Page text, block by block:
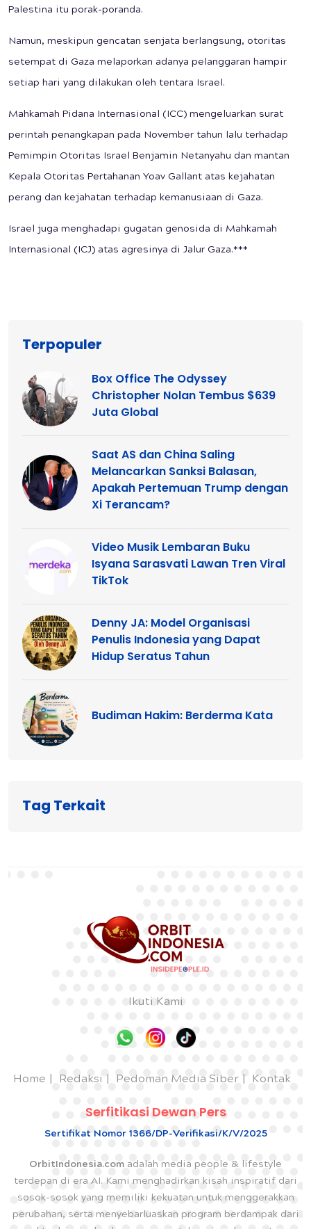
Palestina itu porak-poranda.
Namun, meskipun gencatan senjata berlangsung, otoritas
setempat di Gaza melaporkan adanya pelanggaran hampir
setiap hari yang dilakukan oleh tentara Israel.
Mahkamah Pidana Internasional (ICC) mengeluarkan surat
perintah penangkapan pada November tahun lalu terhadap
Pemimpin Otoritas Israel Benjamin Netanyahu dan mantan
Kepala Otoritas Pertahanan Yoav Gallant atas kejahatan
perang dan kejahatan terhadap kemanusiaan di Gaza.
Israel juga menghadapi gugatan genosida di Mahkamah
Internasional (ICJ) atas agresinya di Jalur Gaza.***
Terpopuler
Box Office The Odyssey
Christopher Nolan Tembus $639
Juta Global
Saat AS dan China Saling
Melancarkan Sanksi Balasan,
Apakah Pertemuan Trump dengan
Xi Terancam?
Video Musik Lembaran Buku
Isyana Sarasvati Lawan Tren Viral
TikTok
Denny JA: Model Organisasi
Penulis Indonesia yang Dapat
Hidup Seratus Tahun
Budiman Hakim: Berderma Kata
Tag Terkait
Ikuti Kami
Home Redaksi Pedoman Media Siber Kontak
Serfitikasi Dewan Pers
Sertifikat Nomor 1366/DP-Verifikasi/K/V/2025
OrbitIndonesia.com adalah media people & lifestyle
terdepan di era AI. Kami menghadirkan kisah inspiratif dari
sosok-sosok yang memiliki kekuatan untuk menggerakkan
perubahan, serta menyebarluaskan program berdampak dari